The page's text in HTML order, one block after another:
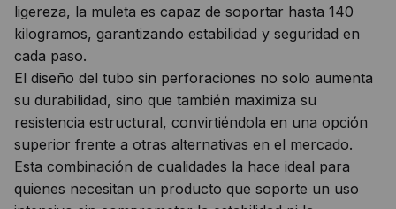
ligereza, la muleta es capaz de soportar hasta 140
kilogramos, garantizando estabilidad y seguridad en
cada paso.
El diseño del tubo sin perforaciones no solo aumenta
su durabilidad, sino que también maximiza su
resistencia estructural, convirtiéndola en una opción
superior frente a otras alternativas en el mercado.
Esta combinación de cualidades la hace ideal para
quienes necesitan un producto que soporte un uso